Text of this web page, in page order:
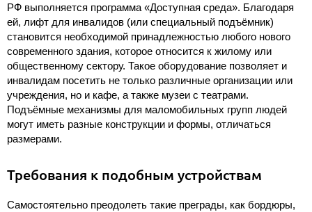
РФ выполняется программа «Доступная среда». Благодаря
ей, лифт для инвалидов (или специальный подъёмник)
становится необходимой принадлежностью любого нового
современного здания, которое относится к жилому или
общественному сектору. Такое оборудование позволяет и
инвалидам посетить не только различные организации или
учреждения, но и кафе, а также музеи с театрами.
Подъёмные механизмы для маломобильных групп людей
могут иметь разные конструкции и формы, отличаться
размерами.
Требования к подобным устройствам
Самостоятельно преодолеть такие преграды, как бордюры,